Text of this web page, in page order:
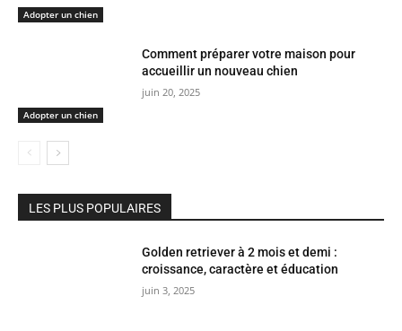
Adopter un chien
Adopter un chien
Comment préparer votre maison pour
accueillir un nouveau chien
juin 20, 2025
LES PLUS POPULAIRES
Golden retriever à 2 mois et demi :
croissance, caractère et éducation
juin 3, 2025